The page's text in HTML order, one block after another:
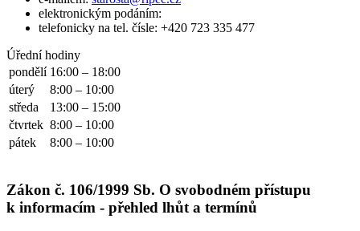
elektronickým podáním:
telefonicky na tel. čísle: +420 723 335 477
Úřední hodiny
pondělí 16:00 – 18:00
úterý
8:00 – 10:00
středa
13:00 – 15:00
čtvrtek 8:00 – 10:00
pátek
8:00 – 10:00
Zákon č. 106/1999 Sb. O svobodném přístupu
k informacím - přehled lhůt a termínů